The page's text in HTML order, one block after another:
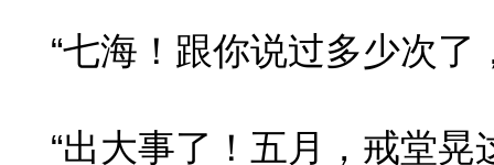
“七海！跟你说过多少次了
“出大事了！五月，戒堂晃